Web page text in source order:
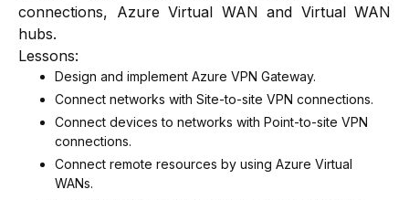
connections, Azure Virtual WAN and Virtual WAN
hubs.
Lessons:
Design and implement Azure VPN Gateway.
Connect networks with Site-to-site VPN connections.
Connect devices to networks with Point-to-site VPN
connections.
Connect remote resources by using Azure Virtual
WANs.